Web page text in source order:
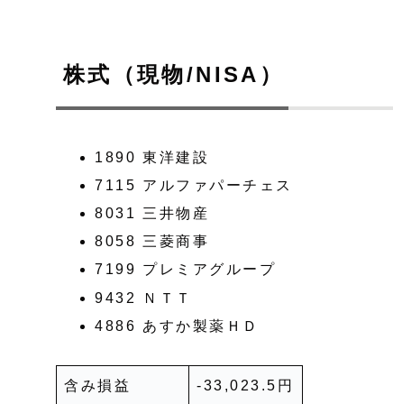
株式（現物/NISA）
1890 東洋建設
7115 アルファパーチェス
8031 三井物産
8058 三菱商事
7199 プレミアグループ
9432 ＮＴＴ
4886 あすか製薬ＨＤ
含み損益 -33,023.5円